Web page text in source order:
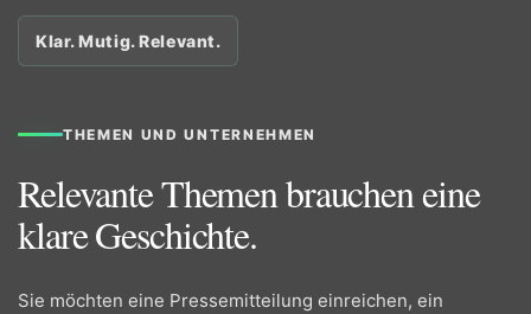
Klar. Mutig. Relevant.
THEMEN UND UNTERNEHMEN
Relevante Themen brauchen eine
klare Geschichte.
Sie möchten eine Pressemitteilung einreichen, ein